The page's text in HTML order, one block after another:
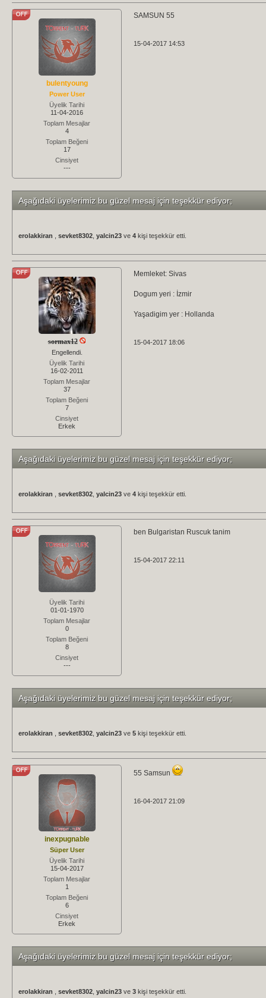
bulentyoung
Power User
Üyelik Tarihi
11-04-2016
Toplam Mesajlar
4
Toplam Beğeni
17
Cinsiyet
---
SAMSUN 55
15-04-2017 14:53
Aşağıdaki üyelerimiz bu güzel mesaj için teşekkür ediyor;
erolakkiran sevket8302 yalcin23 ve 4 kişi teşekkür etti.
sormax12
Engellendi.
Üyelik Tarihi
16-02-2011
Toplam Mesajlar
37
Toplam Beğeni
7
Cinsiyet
Erkek
Memleket: Sivas
Dogum yeri : İzmir
Yaşadigim yer : Hollanda
15-04-2017 18:06
Aşağıdaki üyelerimiz bu güzel mesaj için teşekkür ediyor;
erolakkiran sevket8302 yalcin23 ve 4 kişi teşekkür etti.
Üyelik Tarihi
01-01-1970
Toplam Mesajlar
0
Toplam Beğeni
8
Cinsiyet
---
ben Bulgaristan Ruscuk tanim
15-04-2017 22:11
Aşağıdaki üyelerimiz bu güzel mesaj için teşekkür ediyor;
erolakkiran sevket8302 yalcin23 ve 5 kişi teşekkür etti.
inexpugnable
Süper User
Üyelik Tarihi
15-04-2017
Toplam Mesajlar
1
Toplam Beğeni
6
Cinsiyet
Erkek
55 Samsun
16-04-2017 21:09
Aşağıdaki üyelerimiz bu güzel mesaj için teşekkür ediyor;
erolakkiran sevket8302 yalcin23 ve 3 kişi teşekkür etti.